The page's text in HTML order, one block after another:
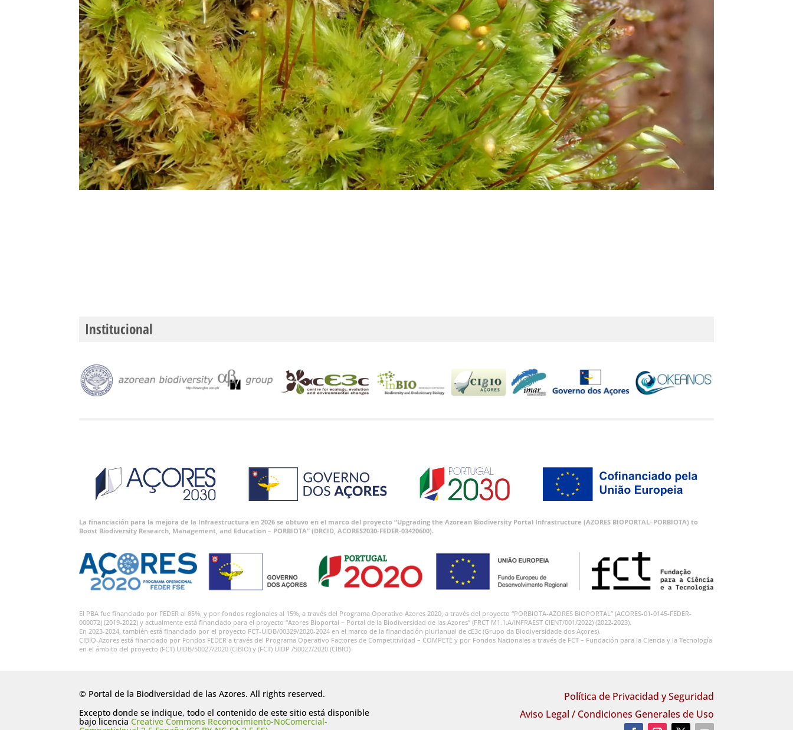
Institucional
La financiación para la mejora de la Infraestructura en 2026 se obtuvo en el marco del proyecto “Upgrading the Azorean Biodiversity Portal Infrastructure (AZORES BIOPORTAL–PORBIOTA) to
Boost Biodiversity Research, Management, and Education – PORBIOTA” (DRCID, ACORES2030-FEDER-03420600).
El PBA fue financiado por FEDER al 85%, y por fondos regionales al 15%, a través del Programa Operativo Azores 2020, a través del proyecto “PORBIOTA-AZORES BIOPORTAL” (ACORES-01-0145-FEDER-
000072) (2019-2022) y actualmente está financiado para el proyecto “Azores Bioportal – Portal de la Biodiversidad de las Azores” (FRCT M1.1.A/INFRAEST CIENT/001/2022) (2022-2023).
En 2023-2024, también está financiado por el proyecto FCT-UIDB/00329/2020-2024 en el marco de la financiación plurianual de cE3c (Grupo da Biodiversidade dos Açores).
CIBIO-Azores está financiado por Fondos FEDER a través del Programa Operativo Factores de Competitividad – COMPETE y por Fondos Nacionales a través de FCT – Fundación para la Ciencia y la Tecnología
en el ámbito del proyecto (FCT) UIDB/50027/2020 (CIBIO) y (FCT) UIDP /50027/2020 (CIBIO)
© Portal de la Biodiversidad de las Azores. All rights reserved.
Excepto donde se indique, todo el contenido de este sitio está disponible
bajo licenciaCreative Commons Reconocimiento-NoComercial-
Política de Privacidad y Seguridad
Aviso Legal / Condiciones Generales de Uso